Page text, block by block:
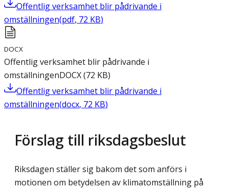
Offentlig verksamhet blir pådrivande i
omställningen(pdf, 72 KB)
DOCX
Offentlig verksamhet blir pådrivande i
omställningenDOCX(72 KB)
Offentlig verksamhet blir pådrivande i
omställningen(docx, 72 KB)
Förslag till riksdagsbeslut
Riksdagen ställer sig bakom det som anförs i
motionen om betydelsen av klimatomställning på